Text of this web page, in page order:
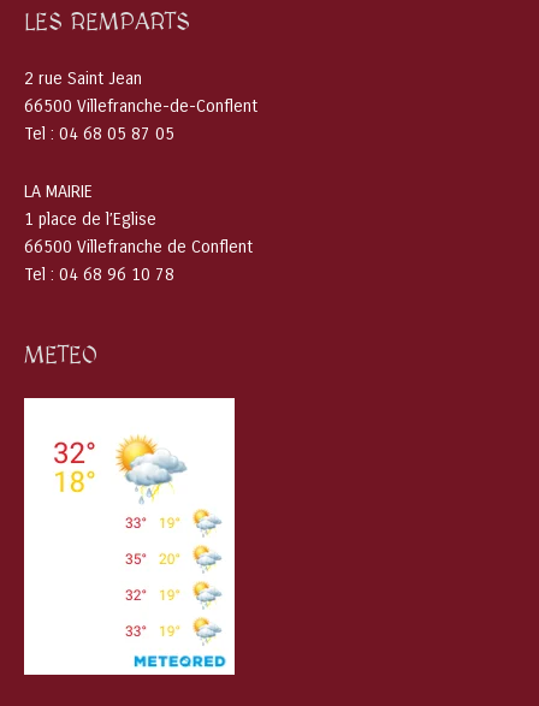
LES REMPARTS
2 rue Saint Jean
66500 Villefranche-de-Conflent
Tel : 04 68 05 87 05
LA MAIRIE
1 place de l’Eglise
66500 Villefranche de Conflent
Tel : 04 68 96 10 78
METEO